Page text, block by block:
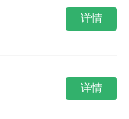
详情
详情